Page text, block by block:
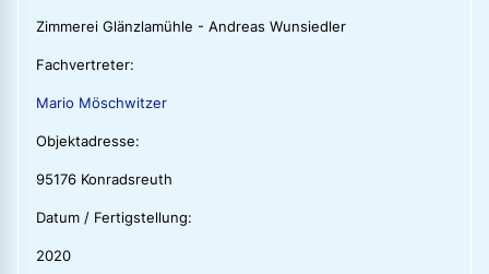
Zimmerei Glänzlamühle - Andreas Wunsiedler
Fachvertreter:
Mario Möschwitzer
Objektadresse:
95176 Konradsreuth
Datum / Fertigstellung:
2020